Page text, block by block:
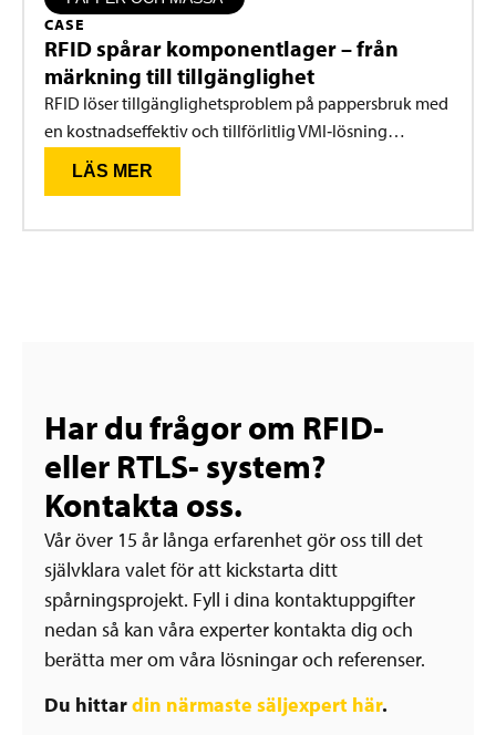
CASE
RFID spårar komponentlager – från
märkning till tillgänglighet
RFID löser tillgänglighetsproblem på pappersbruk med
en kostnadseffektiv och tillförlitlig VMI‑lösning…
LÄS MER
Har du frågor om RFID-
eller RTLS- system?
Kontakta oss.
Vår över 15 år långa erfarenhet gör oss till det
självklara valet för att kickstarta ditt
spårningsprojekt. Fyll i dina kontaktuppgifter
nedan så kan våra experter kontakta dig och
berätta mer om våra lösningar och referenser.
Du hittardin närmaste säljexpert här.